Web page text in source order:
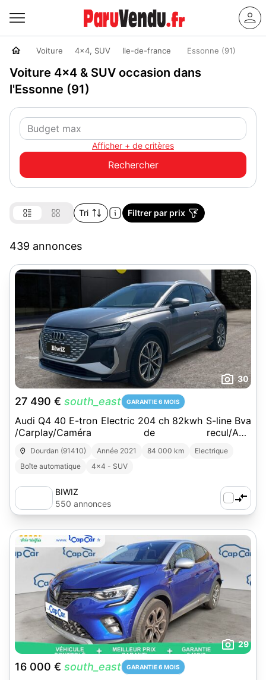
Voiture 4x4, SUV Ile-de-france Essonne (91)
Voiture 4x4 & SUV occasion dans
l'Essonne (91)
Afficher + de critères
Tri Filtrer par prix
439 annonces
30
27 490 € south_east GARANTIE 6 MOIS
Audi Q4 40 E-tron Electric 204 ch 82kwh S-line Bva
/Carplay/Caméra de recul/ATH
Holographique/Alarme/Sièges AV Elec/Jantes ALU
Dourdan (91410) Année 2021 84 000 km
Electrique
Boîte automatique
4x4 - SUV
BIWIZ
550 annonces
29
16 000 € south_east GARANTIE 6 MOIS